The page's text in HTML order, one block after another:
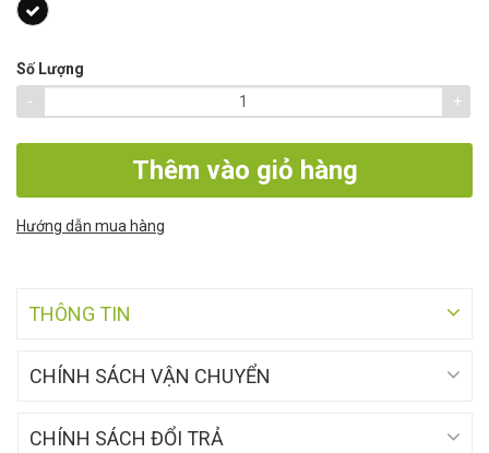
Số Lượng
-
+
Thêm vào giỏ hàng
Hướng dẫn mua hàng
THÔNG TIN
CHÍNH SÁCH VẬN CHUYỂN
CHÍNH SÁCH ĐỔI TRẢ